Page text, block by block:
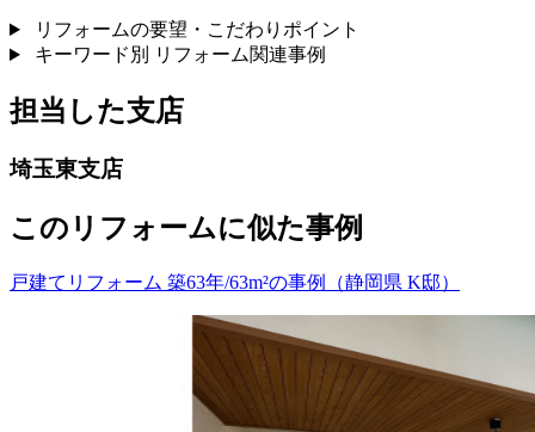
リフォームの要望・こだわりポイント
キーワード別 リフォーム関連事例
担当した支店
埼玉東支店
このリフォームに似た事例
戸建てリフォーム 築63年/63m²の事例（静岡県 K邸）